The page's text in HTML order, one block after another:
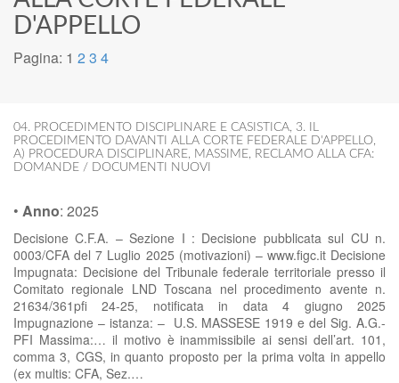
D'APPELLO
Pagina: 1 2 3 4
04. PROCEDIMENTO DISCIPLINARE E CASISTICA, 3. IL
PROCEDIMENTO DAVANTI ALLA CORTE FEDERALE D'APPELLO,
A) PROCEDURA DISCIPLINARE, MASSIME, RECLAMO ALLA CFA:
DOMANDE / DOCUMENTI NUOVI
• Anno: 2025
Decisione C.F.A. – Sezione I : Decisione pubblicata sul CU n.
0003/CFA del 7 Luglio 2025 (motivazioni) – www.figc.it Decisione
Impugnata: Decisione del Tribunale federale territoriale presso il
Comitato regionale LND Toscana nel procedimento avente n.
21634/361pfi 24-25, notificata in data 4 giugno 2025
Impugnazione – istanza: – U.S. MASSESE 1919 e del Sig. A.G.-
PFI Massima:… il motivo è inammissibile ai sensi dell’art. 101,
comma 3, CGS, in quanto proposto per la prima volta in appello
(ex multis: CFA, Sez.…